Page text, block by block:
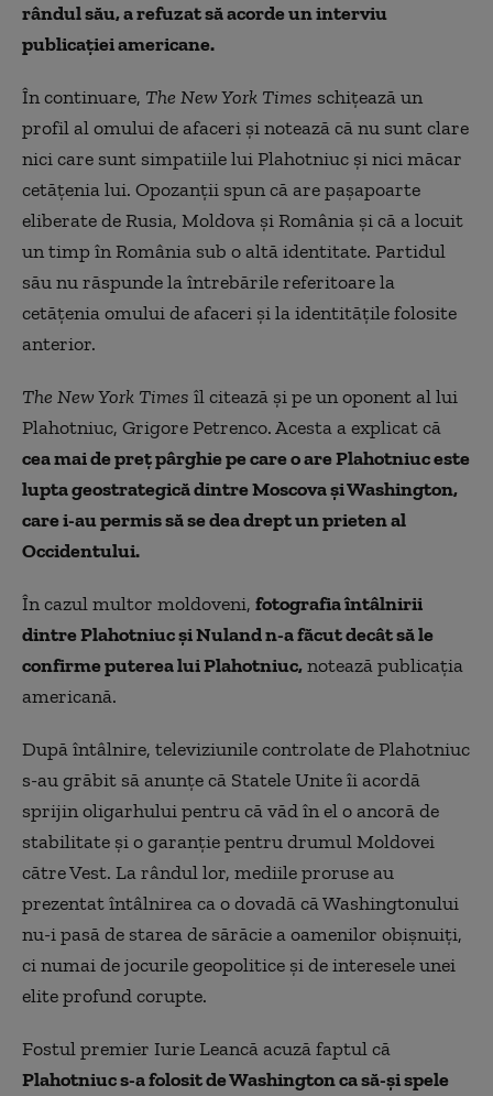
rândul său, a refuzat să acorde un interviu
publicației americane.
În continuare, The New York Times schițează un
profil al omului de afaceri și notează că nu sunt clare
nici care sunt simpatiile lui Plahotniuc și nici măcar
cetățenia lui. Opozanții spun că are pașapoarte
eliberate de Rusia, Moldova și România și că a locuit
un timp în România sub o altă identitate. Partidul
său nu răspunde la întrebările referitoare la
cetățenia omului de afaceri și la identitățile folosite
anterior.
The New York Times îl citează și pe un oponent al lui
Plahotniuc, Grigore Petrenco. Acesta a explicat că
cea mai de preț pârghie pe care o are Plahotniuc este
lupta geostrategică dintre Moscova și Washington,
care i-au permis să se dea drept un prieten al
Occidentului.
În cazul multor moldoveni, fotografia întâlnirii
dintre Plahotniuc și Nuland n-a făcut decât să le
confirme puterea lui Plahotniuc,notează publicația
americană.
După întâlnire, televiziunile controlate de Plahotniuc
s-au grăbit să anunțe că Statele Unite îi acordă
sprijin oligarhului pentru că văd în el o ancoră de
stabilitate și o garanție pentru drumul Moldovei
către Vest. La rândul lor, mediile proruse au
prezentat întâlnirea ca o dovadă că Washingtonului
nu-i pasă de starea de sărăcie a oamenilor obișnuiți,
ci numai de jocurile geopolitice și de interesele unei
elite profund corupte.
Fostul premier Iurie Leancă acuză faptul că
Plahotniuc s-a folosit de Washington ca să-și spele